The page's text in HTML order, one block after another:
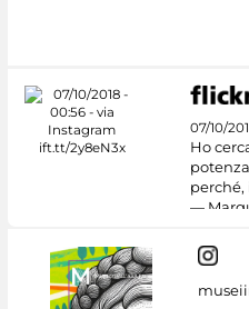
07/10/
Ho
perché,
—